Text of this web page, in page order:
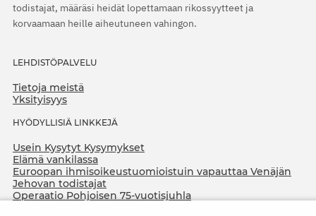
todistajat, määräsi heidät lopettamaan rikossyytteet ja
korvaamaan heille aiheutuneen vahingon.
LEHDISTÖPALVELU
Tietoja meistä
Yksityisyys
HYÖDYLLISIÄ LINKKEJÄ
Usein Kysytyt Kysymykset
Elämä vankilassa
Euroopan ihmisoikeustuomioistuin vapauttaa Venäjän
Jehovan todistajat
Operaatio Pohjoisen 75-vuotisjuhla